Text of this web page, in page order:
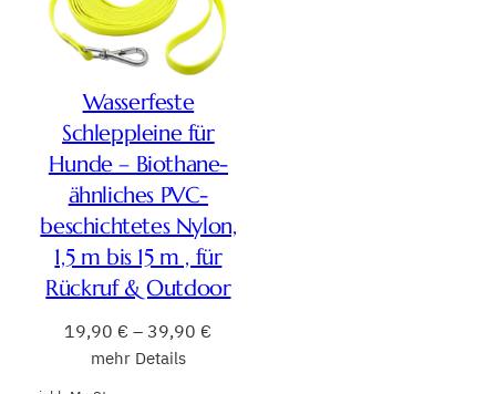
Wasserfeste
Schleppleine für
Hunde – Biothane-
ähnliches PVC-
beschichtetes Nylon,
1,5 m bis 15 m , für
Rückruf & Outdoor
19,90 € – 39,90 €
mehr Details